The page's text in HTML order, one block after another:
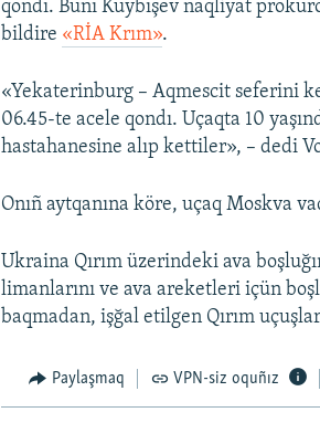
qondı. Bunı Kuybışev naqliyat
bildire «RİA Krım».
«Yekaterinburg – Aqmescit seferini
06.45-te acele qondı. Uçaqta 10
hastahanesine alıp kettiler», – dedi
Onıñ aytqanına köre, uçaq Moskva
Ukraina Qırım üzerindeki ava
limanlarını ve ava areketleri içün
baqmadan, işğal etilgen Qırım
Paylaşmaq VPN-siz oquñız